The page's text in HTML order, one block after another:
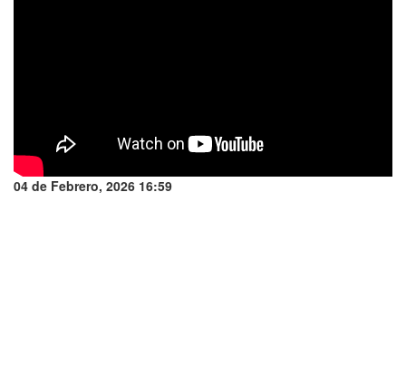
04 de Febrero, 2026 16:59